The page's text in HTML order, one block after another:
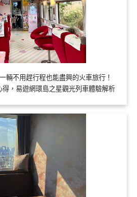
輛不用趕行程也能盡興的火車旅行！
，易遊網環島之星觀光列車體驗解析